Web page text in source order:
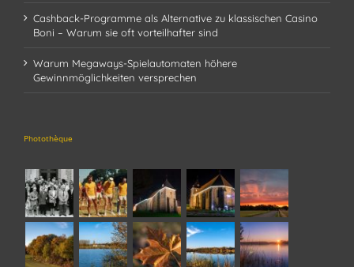
Cashback-Programme als Alternative zu klassischen Casino
Boni – Warum sie oft vorteilhafter sind
Warum Megaways-Spielautomaten höhere
Gewinnmöglichkeiten versprechen
Photothèque